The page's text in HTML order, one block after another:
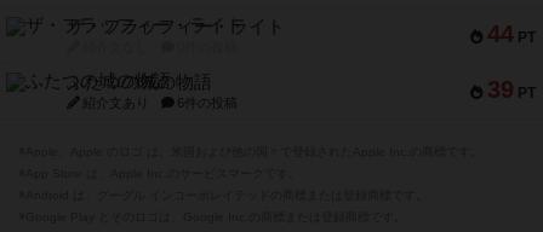
44 PT
ザ・フラッフィー・ライト
39 PT
ふたつの城の物語
紹介文あり 6件の投稿